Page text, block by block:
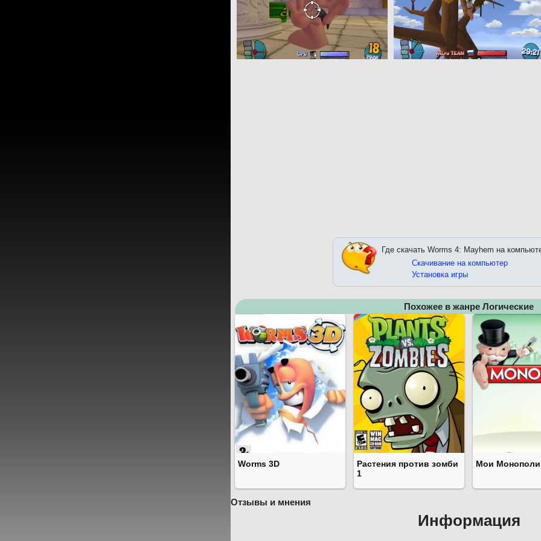
Где скачать Worms 4: Mayhem на
Скачивание на компьютер
Установка игры
Похожее в жанре Логические
Worms 3D
Растения против зомби
1
Мои
Отзывы и мнения
Информация